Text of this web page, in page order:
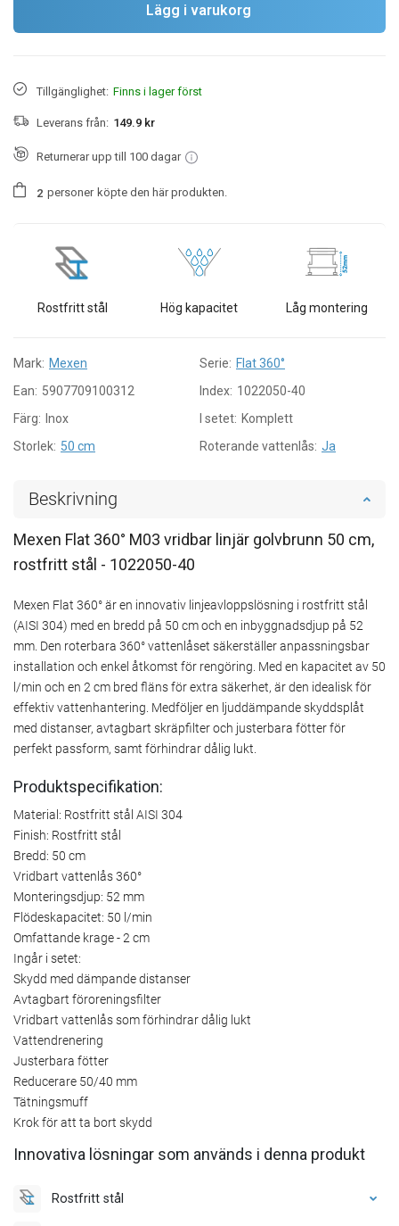
Lägg i varukorg
Tillgänglighet: Finns i lager först
Leverans från: 149.9 kr
Returnerar upp till 100 dagar
2 personer köpte den här produkten.
Rostfritt stål Hög kapacitet Låg montering
Mark: Mexen Serie: Flat 360°
Ean: 5907709100312 Index: 1022050-40
Färg: Inox I setet: Komplett
Storlek: 50 cm Roterande vattenlås: Ja
Beskrivning
Mexen Flat 360° M03 vridbar linjär golvbrunn 50 cm,
rostfritt stål - 1022050-40
Mexen Flat 360° är en innovativ linjeavloppslösning i rostfritt stål
(AISI 304) med en bredd på 50 cm och en inbyggnadsdjup på 52
mm. Den roterbara 360° vattenlåset säkerställer anpassningsbar
installation och enkel åtkomst för rengöring. Med en kapacitet av 50
l/min och en 2 cm bred fläns för extra säkerhet, är den idealisk för
effektiv vattenhantering. Medföljer en ljuddämpande skyddsplåt
med distanser, avtagbart skräpfilter och justerbara fötter för
perfekt passform, samt förhindrar dålig lukt.
Produktspecifikation:
Material: Rostfritt stål AISI 304
Finish: Rostfritt stål
Bredd: 50 cm
Vridbart vattenlås 360°
Monteringsdjup: 52 mm
Flödeskapacitet: 50 l/min
Omfattande krage - 2 cm
Ingår i setet:
Skydd med dämpande distanser
Avtagbart föroreningsfilter
Vridbart vattenlås som förhindrar dålig lukt
Vattendrenering
Justerbara fötter
Reducerare 50/40 mm
Tätningsmuff
Krok för att ta bort skydd
Innovativa lösningar som används i denna produkt
Rostfritt stål